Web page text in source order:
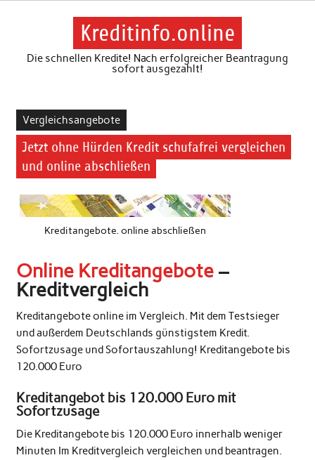
Skip
Kreditinfo.online
Die schnellen Kredite! Nach erfolgreicher Beantragung
sofort ausgezahlt!
Vergleichsangebote
Jetzt ohne Hürden Kredit schufafrei vergleichen
und online abschließen
Kreditangebote. online abschließen
Online Kreditangebote–
Kreditvergleich
Kreditangebote online im Vergleich. Mit dem Testsieger
und außerdem Deutschlands günstigstem Kredit.
Sofortzusage und Sofortauszahlung! Kreditangebote bis
120.000 Euro
Kreditangebot bis 120.000 Euro mit
Sofortzusage
Die Kreditangebote bis 120.000 Euro innerhalb weniger
Minuten Im Kreditvergleich vergleichen und beantragen.